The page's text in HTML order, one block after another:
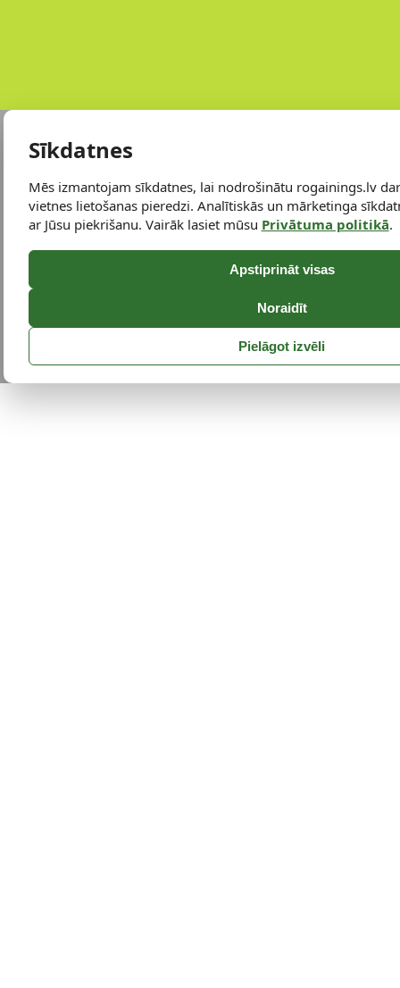
Sīkdatnes
Mēs izmantojam sīkdatnes, lai nodrošinātu rogainings.lv
vietnes lietošanas pieredzi. Analītiskās un mārketinga
ar Jūsu piekrišanu. Vairāk lasiet mūsu Privātuma politikā.
Apstiprināt visas
Noraidīt
Pielāgot izvēli